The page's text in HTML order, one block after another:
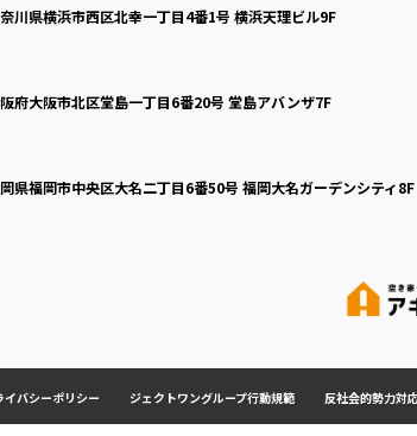
川県横浜市西区北幸一丁目4番1号 横浜天理ビル9F
府大阪市北区堂島一丁目6番20号 堂島アバンザ7F
県福岡市中央区大名二丁目6番50号 福岡大名ガーデンシティ8F
イバシーポリシー ジェクトワングループ行動規範 反社会的勢力対